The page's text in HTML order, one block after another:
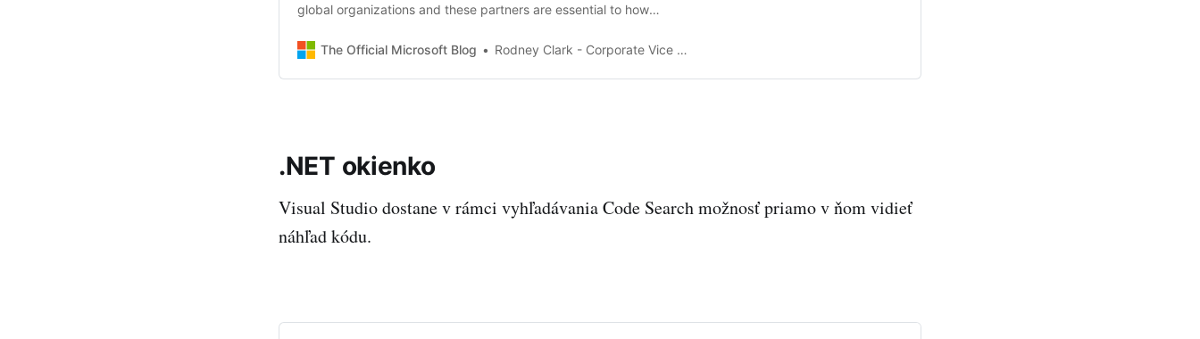
global organizations and these partners are essential to how
around the world. This deep relationship between Microsoft and
The Official Microsoft Blog Rodney Clark - Corporate Vice President, Channel Sales and Channel Chief
.NET okienko
Visual Studio dostane v rámci vyhľadávania Code Search možnosť priamo v ňom vidieť
náhľad kódu.